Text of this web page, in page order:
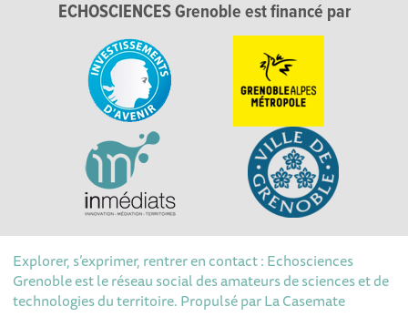
ECHOSCIENCES Grenoble est financé par
Explorer, s’exprimer, rentrer en contact : Echosciences
Grenoble est le réseau social des amateurs de sciences et de
technologies du territoire. Propulsé parLa Casemate